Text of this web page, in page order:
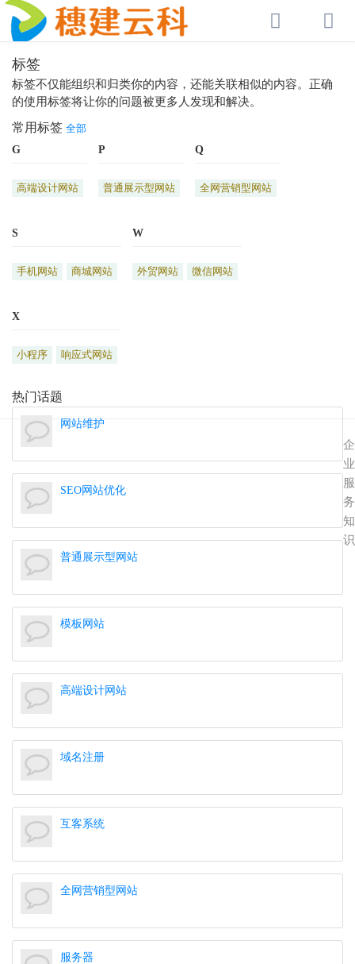
标签
标签不仅能组织和归类你的内容，还能关联相似的内容。正确
的使用标签将让你的问题被更多人发现和解决。
常用标签 全部
G
高端设计网站
P
普通展示型网站
Q
全网营销型网站
S
手机网站 商城网站
W
外贸网站 微信网站
X
小程序 响应式网站
热门话题
网站维护
SEO网站优化
普通展示型网站
模板网站
高端设计网站
域名注册
互客系统
全网营销型网站
服务器
企
业
服
务
知
识